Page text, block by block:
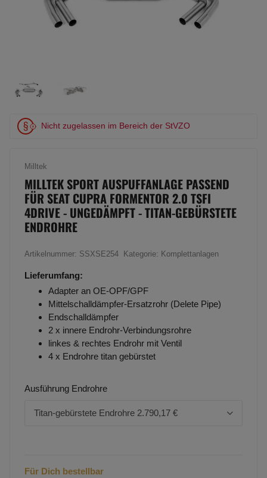
Nicht zugelassen im Bereich der StVZO
Milltek
MILLTEK SPORT AUSPUFFANLAGE PASSEND
FÜR SEAT CUPRA FORMENTOR 2.0 TSFI
4DRIVE - UNGEDÄMPFT - TITAN-GEBÜRSTETE
ENDROHRE
Artikelnummer: SSXSE254 Kategorie: Komplettanlagen
Lieferumfang:
Adapter an OE-OPF/GPF
Mittelschalldämpfer-Ersatzrohr (Delete Pipe)
Endschalldämpfer
2 x innere Endrohr-Verbindungsrohre
linkes & rechtes Endrohr mit Ventil
4 x Endrohre titan gebürstet
Ausführung Endrohre
Titan-gebürstete Endrohre 2.790,17 €
Für Dich bestellbar